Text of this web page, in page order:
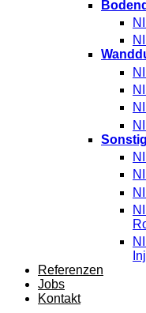
Referenzen
Jobs
Kontakt